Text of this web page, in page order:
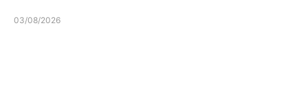
03/08/2026